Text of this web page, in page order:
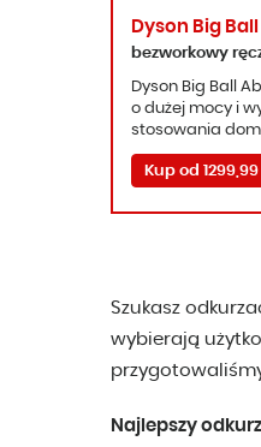
Dyson Big
bezworkowy
Dyson Big Ball
o dużej mocy i
stosowania
Kup od 1299,99
Szukasz
wybierają
Najlepszy